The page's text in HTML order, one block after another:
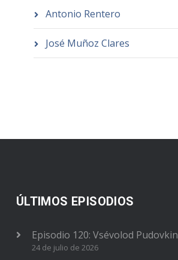
Antonio Rentero
José Muñoz Clares
ÚLTIMOS EPISODIOS
Episodio 120: Vsévolod Pudovkin
24 de julio de 2026